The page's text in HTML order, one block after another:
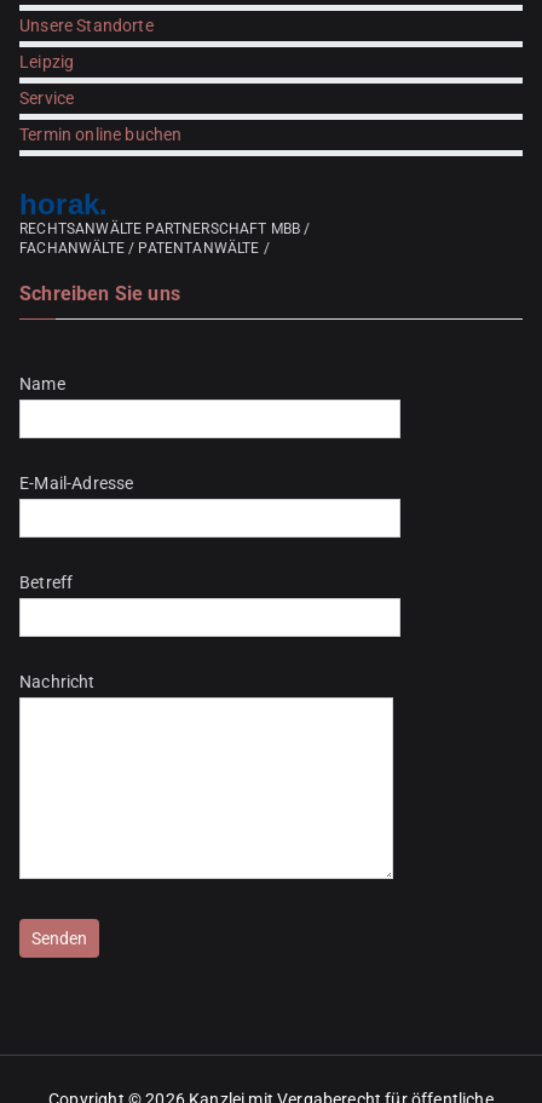
Unsere Standorte
Leipzig
Service
Termin online buchen
horak.
RECHTSANWÄLTE PARTNERSCHAFT MBB /
FACHANWÄLTE / PATENTANWÄLTE /
Schreiben Sie uns
Name
E-Mail-Adresse
Betreff
Nachricht
Bitte lasse dieses Feld leer.